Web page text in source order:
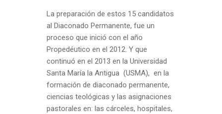
La preparación de estos 15 candidatos
al Diaconado Permanente, fue un
proceso que inició con el año
Propedéutico en el 2012. Y que
continuó en el 2013 en la Universidad
Santa María la Antigua (USMA), en la
formación de diaconado permanente,
ciencias teológicas y las asignaciones
pastorales en: las cárceles, hospitales,